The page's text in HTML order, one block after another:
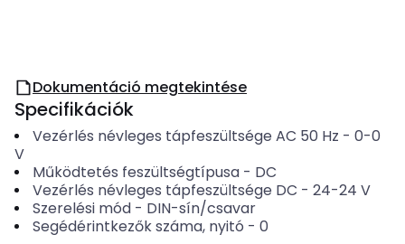
Dokumentáció megtekintése
Specifikációk
Vezérlés névleges tápfeszültsége AC 50 Hz - 0-0
V
Működtetés feszültségtípusa- DC
Vezérlés névleges tápfeszültsége DC - 24-24 V
Szerelési mód- DIN-sín/csavar
Segédérintkezők száma, nyitó - 0